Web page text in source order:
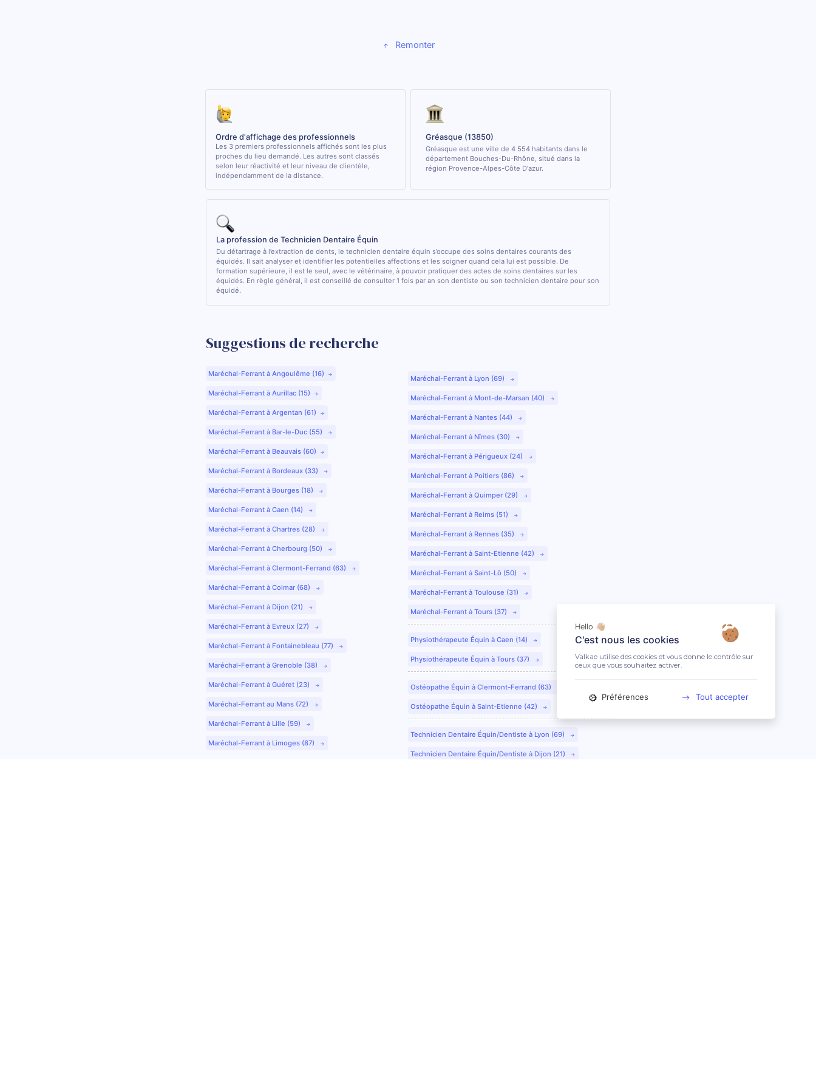
Remonter
Ordre d'affichage des professionnels
Les 3 premiers professionnels affichés sont les plus
proches du lieu demandé. Les autres sont classés
selon leur réactivité et leur niveau de clientèle,
indépendamment de la distance.
Gréasque (13850)
Gréasque est une ville de 4 554 habitants dans le
département Bouches-Du-Rhône, situé dans la
région Provence-Alpes-Côte D'azur.
La profession de Technicien Dentaire Équin
Du détartrage à l’extraction de dents, le technicien dentaire équin s’occupe des soins dentaires courants des
équidés. Il sait analyser et identifier les potentielles affections et les soigner quand cela lui est possible. De
formation supérieure, il est le seul, avec le vétérinaire, à pouvoir pratiquer des actes de soins dentaires sur les
équidés. En règle général, il est conseillé de consulter 1 fois par an son dentiste ou son technicien dentaire pour son
équidé.
Suggestions de recherche
Maréchal-Ferrant à Angoulême (16)
Maréchal-Ferrant à Aurillac (15)
Maréchal-Ferrant à Argentan (61)
Maréchal-Ferrant à Bar-le-Duc (55)
Maréchal-Ferrant à Beauvais (60)
Maréchal-Ferrant à Bordeaux (33)
Maréchal-Ferrant à Bourges (18)
Maréchal-Ferrant à Caen (14)
Maréchal-Ferrant à Chartres (28)
Maréchal-Ferrant à Cherbourg (50)
Maréchal-Ferrant à Clermont-Ferrand (63)
Maréchal-Ferrant à Colmar (68)
Maréchal-Ferrant à Dijon (21)
Maréchal-Ferrant à Evreux (27)
Maréchal-Ferrant à Fontainebleau (77)
Maréchal-Ferrant à Grenoble (38)
Maréchal-Ferrant à Guéret (23)
Maréchal-Ferrant au Mans (72)
Maréchal-Ferrant à Lille (59)
Maréchal-Ferrant à Limoges (87)
Maréchal-Ferrant à Lyon (69)
Maréchal-Ferrant à Mont-de-Marsan (40)
Maréchal-Ferrant à Nantes (44)
Maréchal-Ferrant à Nîmes (30)
Maréchal-Ferrant à Périgueux (24)
Maréchal-Ferrant à Poitiers (86)
Maréchal-Ferrant à Quimper (29)
Maréchal-Ferrant à Reims (51)
Maréchal-Ferrant à Rennes (35)
Maréchal-Ferrant à Saint-Etienne (42)
Maréchal-Ferrant à Saint-Lô (50)
Maréchal-Ferrant à Toulouse (31)
Maréchal-Ferrant à Tours (37)
Physiothérapeute Équin à Caen (14)
Physiothérapeute Équin à Tours (37)
Ostéopathe Équin à Clermont-Ferrand (63)
Ostéopathe Équin à Saint-Etienne (42)
Technicien Dentaire Équin/Dentiste à Lyon (69)
Technicien Dentaire Équin/Dentiste à Dijon (21)
Hello 👋🏼
C'est nous les cookies
Valkae utilise des cookies et vous donne le contrôle sur
ceux que vous souhaitez activer.
Préférences Tout accepter